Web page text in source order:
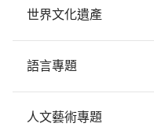
世界文化遺產
語言專題
人文藝術專題